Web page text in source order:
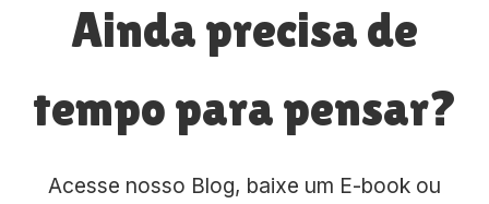
Ainda precisa de
tempo para pensar?
Acesse nosso Blog, baixe um E-book ou